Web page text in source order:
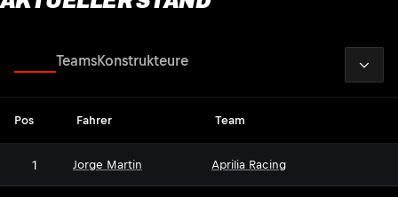
TeamsKonstrukteure
Pos Fahrer Team
1 Jorge Martin Aprilia Racing